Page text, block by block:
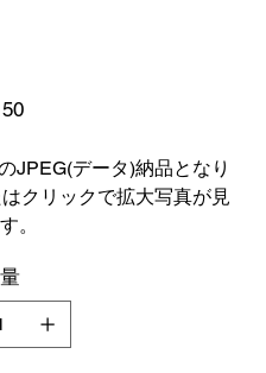
JPEG(データ)納品となり
クリックで拡大写真が見
。